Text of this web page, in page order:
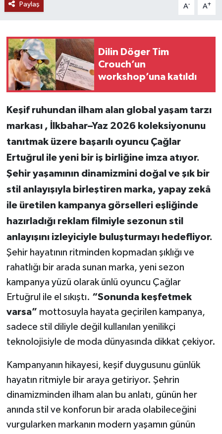
Paylaş A- A+
Dilin Döger Tim
Crouch’un
workshop’una katıldı
Keşif ruhundan ilham alan global yaşam tarzı
markası , İlkbahar–Yaz 2026 koleksiyonunu
tanıtmak üzere başarılı oyuncu Çağlar
Ertuğrul ile yeni bir iş birliğine imza atıyor.
Şehir yaşamının dinamizmini doğal ve şık bir
stil anlayışıyla birleştiren marka, yapay zekâ
ile üretilen kampanya görselleri eşliğinde
hazırladığı reklam filmiyle sezonun stil
anlayışını izleyiciyle buluşturmayı hedefliyor.
Şehir hayatının ritminden kopmadan şıklığı ve
rahatlığı bir arada sunan marka, yeni sezon
kampanya yüzü olarak ünlü oyuncu Çağlar
Ertuğrul ile el sıkıştı. “Sonunda keşfetmek
varsa” mottosuyla hayata geçirilen kampanya,
sadece stil diliyle değil kullanılan yenilikçi
teknolojisiyle de moda dünyasında dikkat çekiyor.
Kampanyanın hikayesi, keşif duygusunu günlük
hayatın ritmiyle bir araya getiriyor. Şehrin
dinamizminden ilham alan bu anlatı, günün her
anında stil ve konforun bir arada olabileceğini
vurgularken markanın modern yaşamın günün